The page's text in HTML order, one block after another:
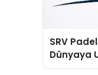
SRV
Dünyaya